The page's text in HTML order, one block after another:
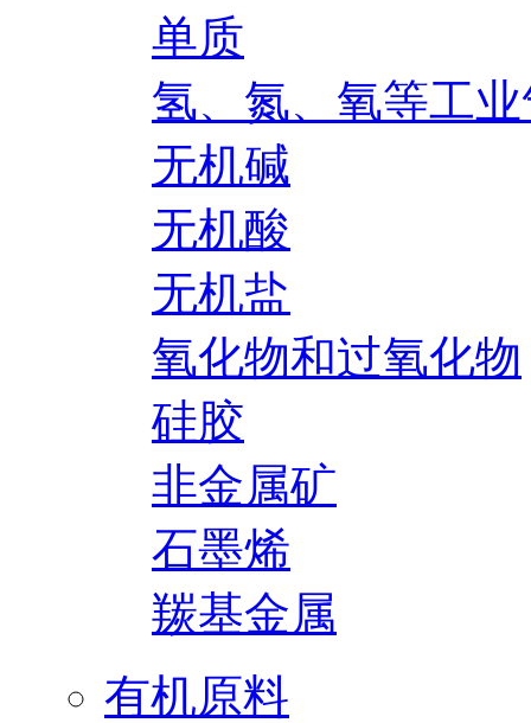
单质
氢、氮、氧等工
无机碱
无机酸
无机盐
氧化物和过氧化物
硅胶
非金属矿
石墨烯
羰基金属
有机原料